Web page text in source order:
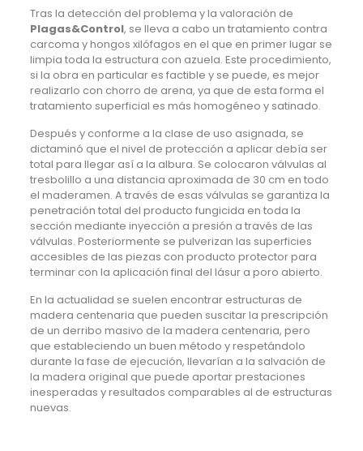
Tras la detección del problema y la valoración de
Plagas&Control, se lleva a cabo un tratamiento contra
carcoma y hongos xilófagos en el que en primer lugar se
limpia toda la estructura con azuela. Este procedimiento,
si la obra en particular es factible y se puede, es mejor
realizarlo con chorro de arena, ya que de esta forma el
tratamiento superficial es más homogéneo y satinado.
Después y conforme a la clase de uso asignada, se
dictaminó que el nivel de protección a aplicar debía ser
total para llegar así a la albura. Se colocaron válvulas al
tresbolillo a una distancia aproximada de 30 cm en todo
el maderamen. A través de esas válvulas se garantiza la
penetración total del producto fungicida en toda la
sección mediante inyección a presión a través de las
válvulas. Posteriormente se pulverizan las superficies
accesibles de las piezas con producto protector para
terminar con la aplicación final del lásur a poro abierto.
En la actualidad se suelen encontrar estructuras de
madera centenaria que pueden suscitar la prescripción
de un derribo masivo de la madera centenaria, pero
que estableciendo un buen método y respetándolo
durante la fase de ejecución, llevarían a la salvación de
la madera original que puede aportar prestaciones
inesperadas y resultados comparables al de estructuras
nuevas.